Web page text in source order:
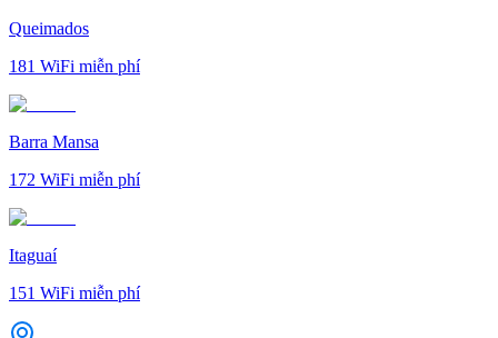
Queimados
181 WiFi miễn phí
Barra Mansa
172 WiFi miễn phí
Itaguaí
151 WiFi miễn phí